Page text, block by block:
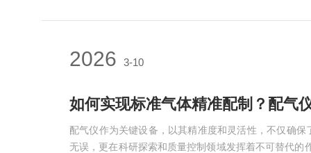
2026 3-10
如何实现标准气体精准配制？配气
配气仪作为关键设备，以其精准度和灵活性，不仅确保
无误，更在科研探索和质量控制领域发挥着不可替代的